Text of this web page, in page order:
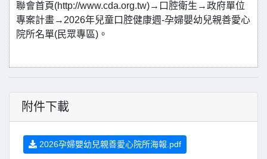
聯會首頁(http://www.cda.org.tw)→口腔衛生→政府單位
專案計畫→2026年兒童口腔健康週-孕婦嬰幼兒親善愛心
院所名單(民眾專區)。
附件下載
2026孕婦嬰幼兒親善愛心院所海報.pdf